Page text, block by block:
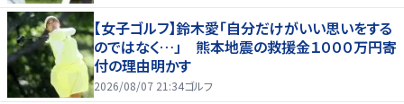
【女子ゴルフ】鈴木愛「自分だけがいい思いをする
のではなく…」 熊本地震の救援金１０００万円寄
付の理由明かす
2026/08/07 21:34ゴルフ